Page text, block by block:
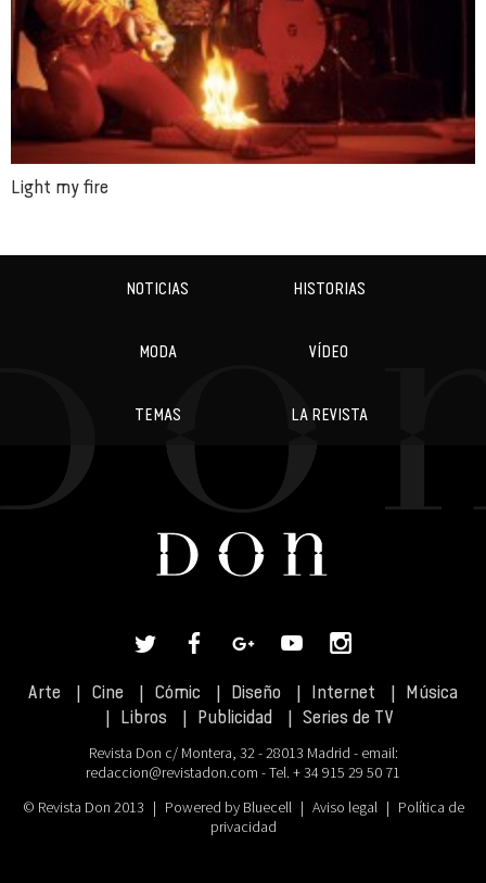
Light my fire
NOTICIAS HISTORIAS
MODA VÍDEO
TEMAS LA REVISTA
Arte Cine Cómic Diseño Internet
Música
Libros
Publicidad Series de TV
Revista Don c/ Montera, 32 - 28013 Madrid - email:
redaccion@revistadon.com - Tel. + 34 915 29 50 71
© Revista Don 2013 | Powered by Bluecell | Aviso legal | Política de
privacidad